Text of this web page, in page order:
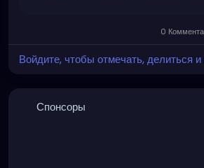
0
Войдите, чтобы отмечать, делиться
Спонсоры